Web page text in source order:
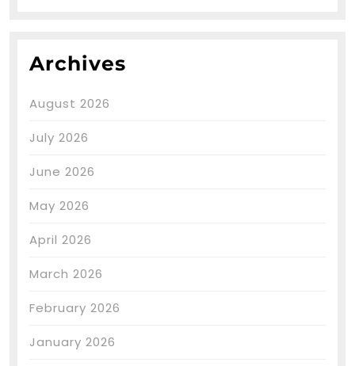
Archives
August 2026
July 2026
June 2026
May 2026
April 2026
March 2026
February 2026
January 2026